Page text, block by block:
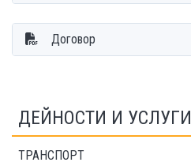
Договор
ДЕЙНОСТИ И УСЛУГИ
ТРАНСПОРТ